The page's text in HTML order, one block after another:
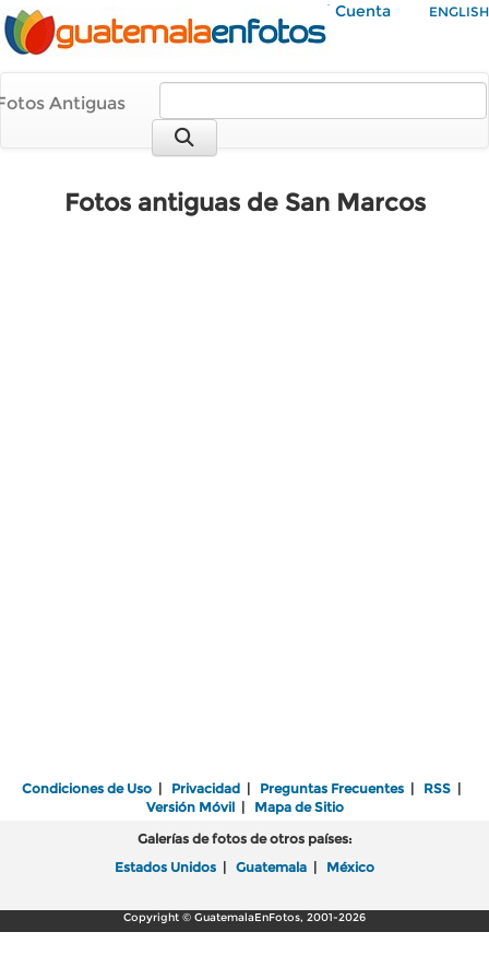
Mi Cuenta ENGLISH
Antiguas
Fotos antiguas de San Marcos
Condiciones de Uso Privacidad Preguntas Frecuentes RSS
Versión Móvil| Mapa de Sitio
Galerías de fotos de otros países:
Estados Unidos
Guatemala México
Copyright © GuatemalaEnFotos, 2001-2026